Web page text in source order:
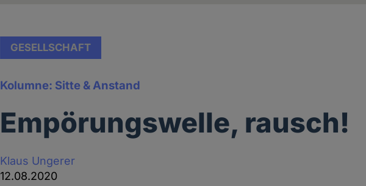
GESELLSCHAFT
Kolumne: Sitte & Anstand
Empörungswelle, rausch!
Klaus Ungerer
12.08.2020